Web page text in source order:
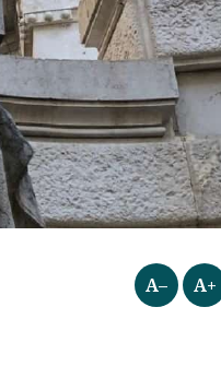
A– A+